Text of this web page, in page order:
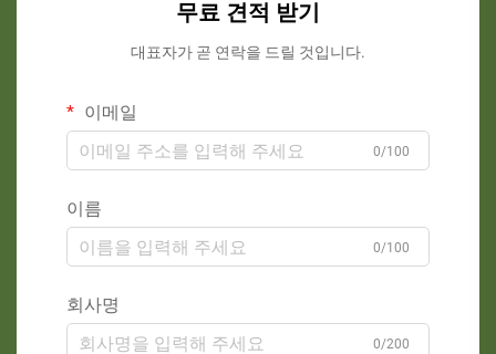
무료 견적 받기
대표자가 곧 연락을 드릴 것입니다.
이메일
0/100
이름
0/100
회사명
0/200